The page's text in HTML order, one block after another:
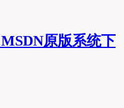
MSDN原版系统下